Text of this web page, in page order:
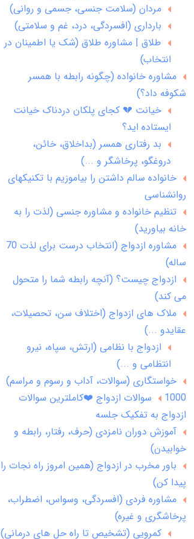
مردان (سلامت جنسی، جسمی و روانی)
بارداری (افسردگی، درد، غم و سلامتی)
طلاق | مشاوره طلاق (شک یا اطمینان در
انتخاب)
مشاوره خانواده (چگونه رابطه با همسر
شکوفه داد؟)
خیانت 💔 کجای پلکان دردناک خیانت
ایستاده اید؟
بد رفتاری همسر (بداخلاق، خائن،
دروغگو، پرخاشگر و ...)
خانواده سالم داشتن را بیاموزیم با تکنیکهای
روانشناسی
تنظیم خانواده و مشاوره جنسی (لذت را به
خانه بیاورید)
مشاوره ازدواج (انتخاب درست برای لذت 70
ساله)
ازدواج چیست؟ (آنچه رابطه شما را متحول
می کند)
ملاک های ازدواج (اختلاف سن، تحصیلات،
عقایدو ...)
ازدواج با نظامی (ارتش، سپاه، نیرو
انتظامی و ...)
خواستگاری (سوالات، آداب و رسوم و مراسم)
1000 سوالات ازدواج ❤️کاملترین سوالات
ازدواج به تفکیک جلسه
آموزش دوران نامزدی (حرف، رفتار، رابطه و
خوابیدن)
باور مخرب در ازدواج (همین امروز راه نجات را
پیدا کن)
مشاوره فردی (افسردگی، وسواس، اضطراب،
پرخاشگری و غیره)
کمرویی (تشخیص تا راه حل های درمانی)